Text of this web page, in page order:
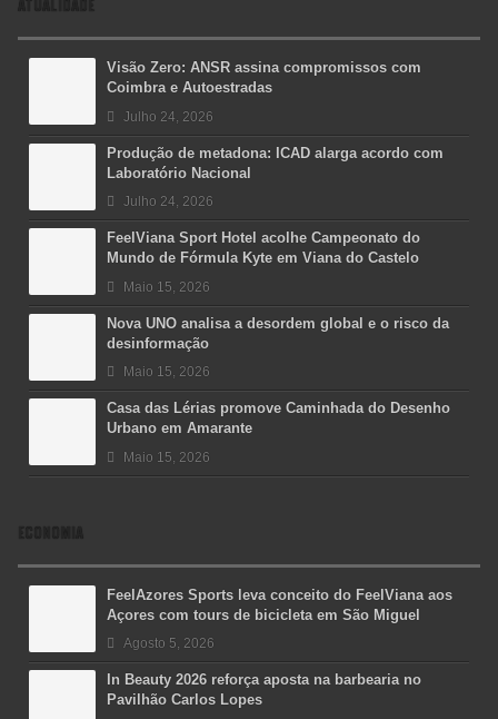
ATUALIDADE
Visão Zero: ANSR assina compromissos com
Coimbra e Autoestradas
Julho 24, 2026
Produção de metadona: ICAD alarga acordo com
Laboratório Nacional
Julho 24, 2026
FeelViana Sport Hotel acolhe Campeonato do
Mundo de Fórmula Kyte em Viana do Castelo
Maio 15, 2026
Nova UNO analisa a desordem global e o risco da
desinformação
Maio 15, 2026
Casa das Lérias promove Caminhada do Desenho
Urbano em Amarante
Maio 15, 2026
ECONOMIA
FeelAzores Sports leva conceito do FeelViana aos
Açores com tours de bicicleta em São Miguel
Agosto 5, 2026
In Beauty 2026 reforça aposta na barbearia no
Pavilhão Carlos Lopes